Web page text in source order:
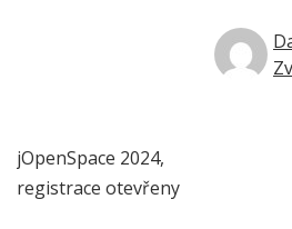
Navigace
pro
jOpenSpace 2024,
registrace otevřeny